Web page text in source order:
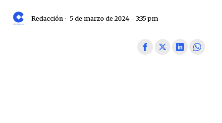
Redacción 5 de marzo de 2024 - 3:35 pm